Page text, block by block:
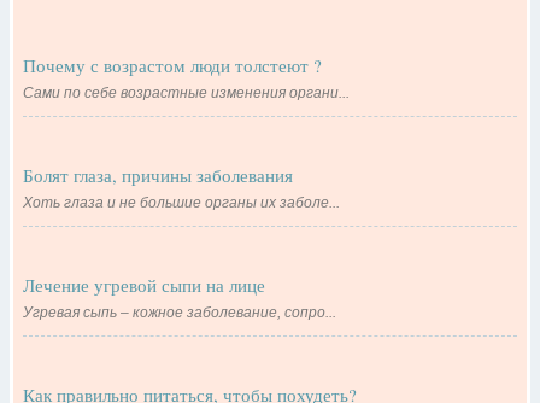
Почему с возрастом люди толстеют ?
Сами по себе возрастные изменения органи...
Болят глаза, причины заболевания
Хоть глаза и не большие органы их заболе...
Лечение угревой сыпи на лице
Угревая сыпь – кожное заболевание, сопро...
Как правильно питаться, чтобы похудеть?